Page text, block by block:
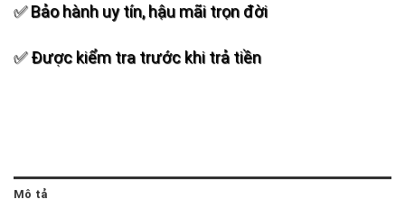
✅ Bảo hành uy tín, hậu mãi trọn đời
✅ Được kiểm tra trước khi trả tiền
Mô tả